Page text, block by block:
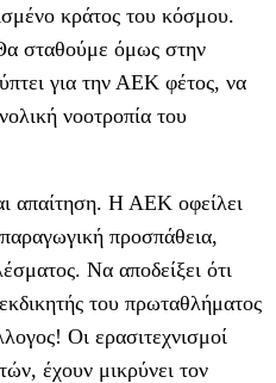
κράτος του κόσμου.
σταθούμε όμως στην
για την ΑΕΚ φέτος, να
νοοτροπία του
απαίτηση. Η ΑΕΚ οφείλει
παραγωγική προσπάθεια,
Να αποδείξει ότι
του πρωταθλήματος
Οι ερασιτεχνισμοί
έχουν μικρύνει τον